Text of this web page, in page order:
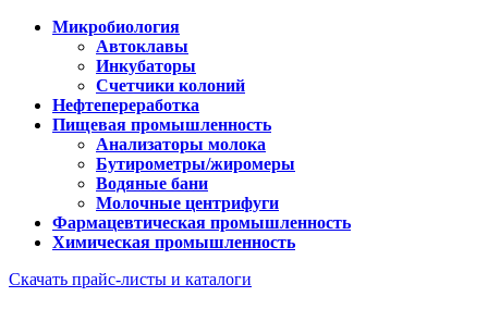
Микробиология
Автоклавы
Инкубаторы
Счетчики колоний
Нефтепереработка
Пищевая промышленность
Анализаторы молока
Бутирометры/жиромеры
Водяные бани
Молочные центрифуги
Фармацевтическая промышленность
Химическая промышленность
Скачать прайс-листы и каталоги